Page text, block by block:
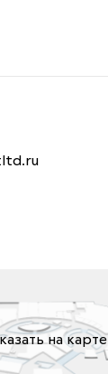
на карте